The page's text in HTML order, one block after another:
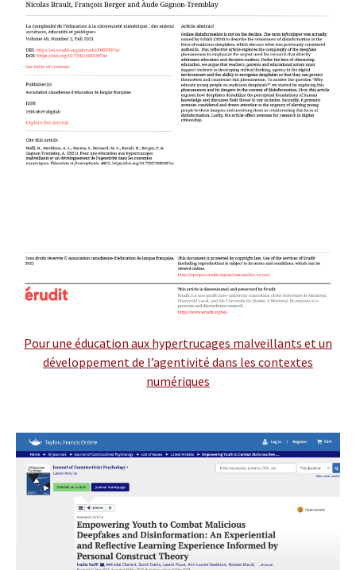
Pour une éducation aux hypertrucages malveillants et un
développement de l’agentivité dans les contextes
numériques